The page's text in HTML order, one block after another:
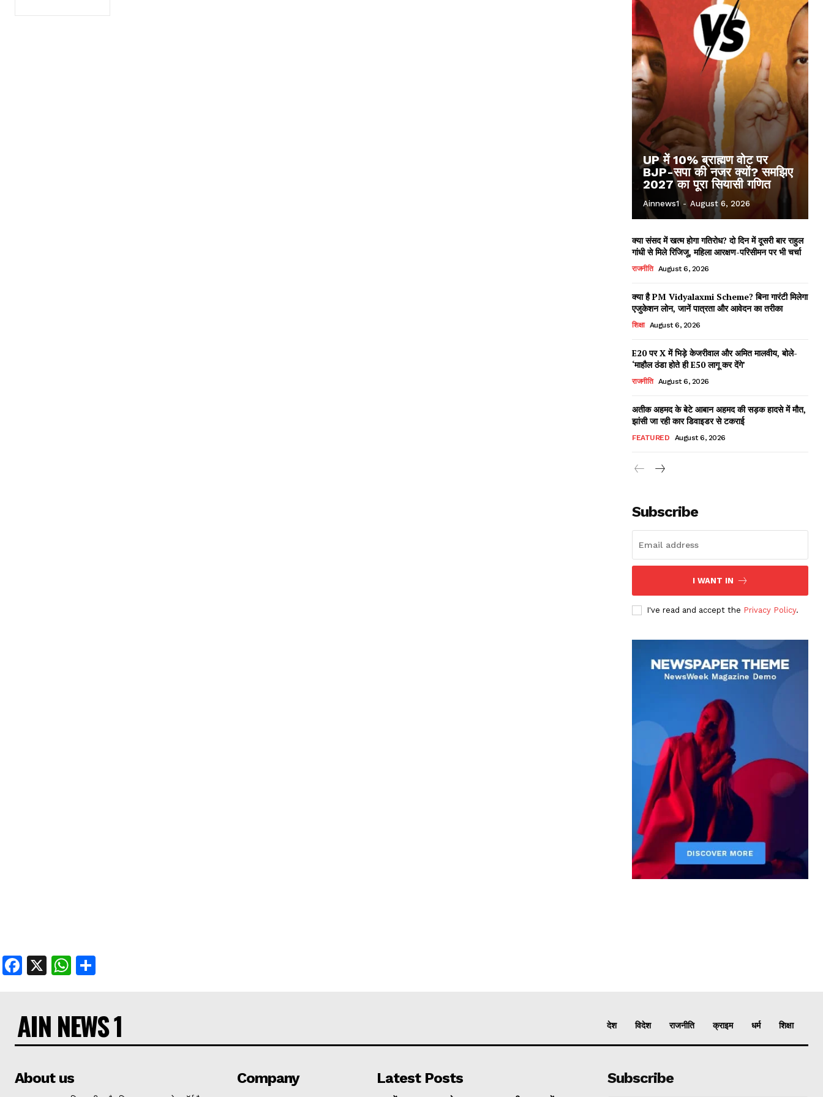
UP में 10% ब्राह्मण वोट पर
BJP-सपा की नजर क्यों? समझिए
2027 का पूरा सियासी गणित
Ainnews1 - August 6, 2026
क्या संसद में खत्म होगा गतिरोध? दो दिन में दूसरी बार राहुल
गांधी से मिले रिजिजू, महिला आरक्षण-परिसीमन पर भी चर्चा
राजनीति August 6, 2026
क्या है PM Vidyalaxmi Scheme? बिना गारंटी मिलेगा
एजुकेशन लोन, जानें पात्रता और आवेदन का तरीका
शिक्षा August 6, 2026
E20 पर X में भिड़े केजरीवाल और अमित मालवीय, बोले-
‘माहौल ठंडा होते ही E50 लागू कर देंगे’
राजनीति August 6, 2026
अतीक अहमद के बेटे आबान अहमद की सड़क हादसे में मौत,
झांसी जा रही कार डिवाइडर से टकराई
FEATURED August 6, 2026
Subscribe
I WANT IN
I've read and accept the Privacy Policy.
Facebook
X WhatsApp
AIN NEWS 1 देश विदेश राजनीति क्राइम धर्म शिक्षा
About us Company Latest Posts Subscribe